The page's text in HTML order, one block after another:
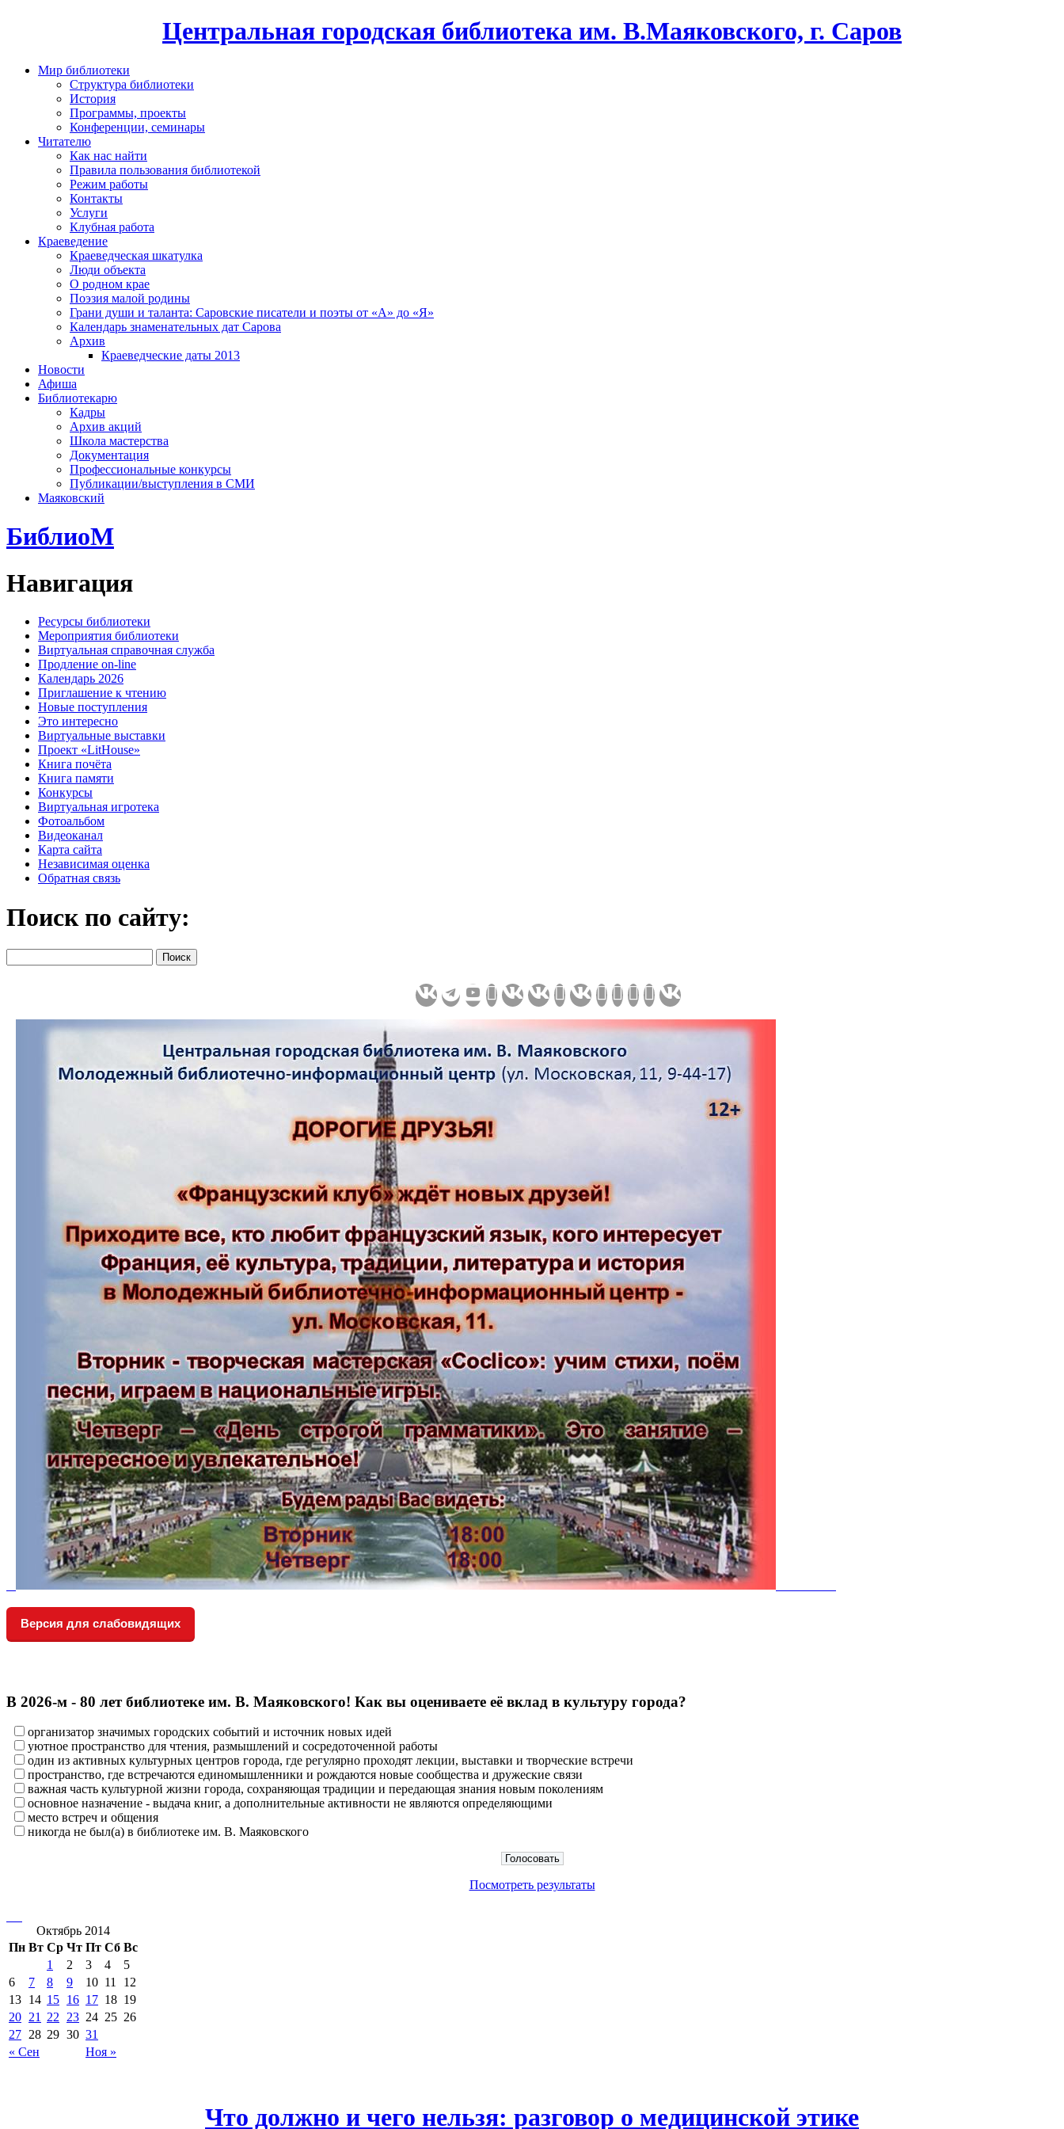
Центральная городская библиотека им. В.Маяковского, г. Саров
Мир библиотеки
Структура библиотеки
История
Программы, проекты
Конференции, семинары
Читателю
Как нас найти
Правила пользования библиотекой
Режим работы
Контакты
Услуги
Клубная работа
Краеведение
Краеведческая шкатулка
Люди объекта
О родном крае
Поэзия малой родины
Грани души и таланта: Саровские писатели и поэты от «А» до «Я»
Календарь знаменательных дат Сарова
Архив
Краеведческие даты 2013
Новости
Афиша
Библиотекарю
Кадры
Архив акций
Школа мастерства
Документация
Профессиональные конкурсы
Публикации/выступления в СМИ
Маяковский
БиблиоМ
Навигация
Ресурсы библиотеки
Мероприятия библиотеки
Виртуальная справочная служба
Продление on-line
Календарь 2026
Приглашение к чтению
Новые поступления
Это интересно
Виртуальные выставки
Проект «LitHouse»
Книга почёта
Книга памяти
Конкурсы
Виртуальная игротека
Фотоальбом
Видеоканал
Карта сайта
Независимая оценка
Обратная связь
Поиск по сайту:
Версия для слабовидящих
В 2026‑м - 80 лет библиотеке им. В. Маяковского! Как вы оцениваете её вклад в культуру города?
организатор значимых городских событий и источник новых идей
уютное пространство для чтения, размышлений и сосредоточенной работы
один из активных культурных центров города, где регулярно проходят лекции, выставки и творческие встречи
пространство, где встречаются единомышленники и рождаются новые сообщества и дружеские связи
важная часть культурной жизни города, сохраняющая традиции и передающая знания новым поколениям
основное назначение - выдача книг, а дополнительные активности не являются определяющими
место встреч и общения
никогда не был(а) в библиотеке им. В. Маяковского
Посмотреть результаты
Октябрь 2014
Пн Вт Ср Чт Пт Сб Вс
« Сен Ноя »
1 2 3 4
5
6
7 8 9 10 11
12
13 14 15 16 17 18 19
20 21 22 23 24 25 26
27 28 29 30 31
Что должно и чего нельзя: разговор о медицинской этике